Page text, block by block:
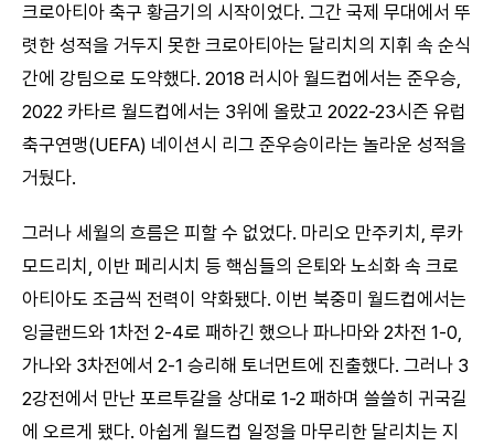
크로아티아 축구 황금기의 시작이었다. 그간 국제 무대에서 뚜
렷한 성적을 거두지 못한 크로아티아는 달리치의 지휘 속 순식
간에 강팀으로 도약했다. 2018 러시아 월드컵에서는 준우승,
2022 카타르 월드컵에서는 3위에 올랐고 2022-23시즌 유럽
축구연맹(UEFA) 네이션시 리그 준우승이라는 놀라운 성적을
거뒀다.
그러나 세월의 흐름은 피할 수 없었다. 마리오 만주키치, 루카
모드리치, 이반 페리시치 등 핵심들의 은퇴와 노쇠화 속 크로
아티아도 조금씩 전력이 약화됐다. 이번 북중미 월드컵에서는
잉글랜드와 1차전 2-4로 패하긴 했으나 파나마와 2차전 1-0,
가나와 3차전에서 2-1 승리해 토너먼트에 진출했다. 그러나 3
2강전에서 만난 포르투갈을 상대로 1-2 패하며 쓸쓸히 귀국길
에 오르게 됐다. 아쉽게 월드컵 일정을 마무리한 달리치는 지